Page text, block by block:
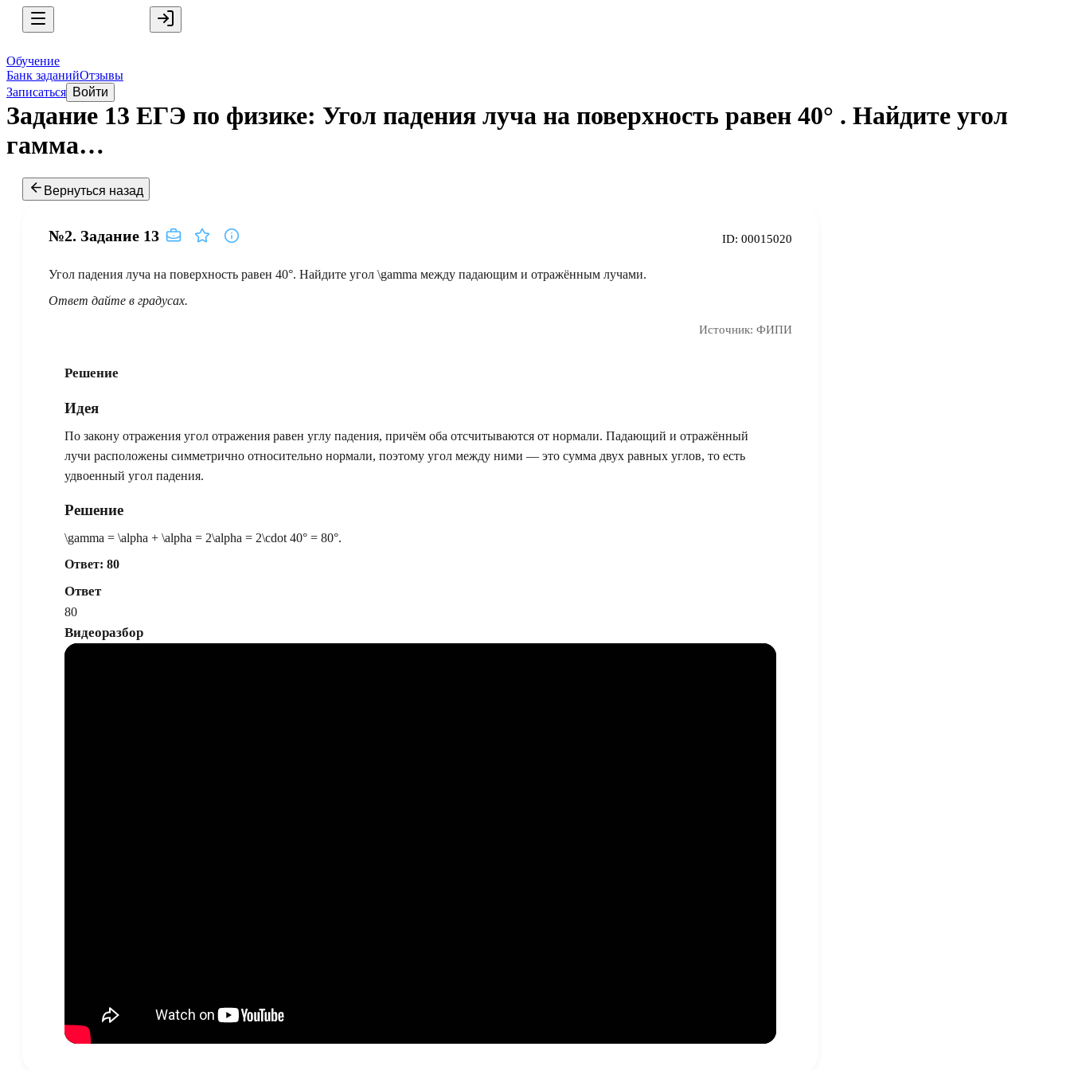
Обучение
Банк заданийОтзывы
Записаться Войти
Задание 13 ЕГЭ по физике: Угол падения луча на поверхность равен 40° . Найдите угол
гамма…
Вернуться назад
№2. Задание 13 ID: 00015020
Угол падения луча на поверхность равен 40°. Найдите угол \gamma между падающим и отражённым лучами.
Ответ дайте в градусах.
Источник: ФИПИ
Решение
Идея
По закону отражения угол отражения равен углу падения, причём оба отсчитываются от нормали. Падающий и отражённый
лучи расположены симметрично относительно нормали, поэтому угол между ними — это сумма двух равных углов, то есть
удвоенный угол падения.
Решение
\gamma = \alpha + \alpha = 2\alpha = 2\cdot 40° = 80°.
Ответ: 80
Ответ
80
Видеоразбор